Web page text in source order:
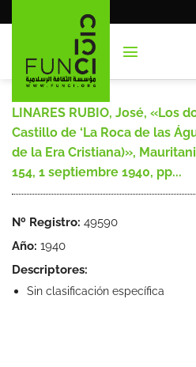
al
LINARES RUBIO, José, «Los
Castillo de ‘La Roca de las
de la Era Cristiana)»,
154, 1 septiembre 1940, pp...
Nº Registro: 49590
Año: 1940
Descriptores:
Sin clasificación específica